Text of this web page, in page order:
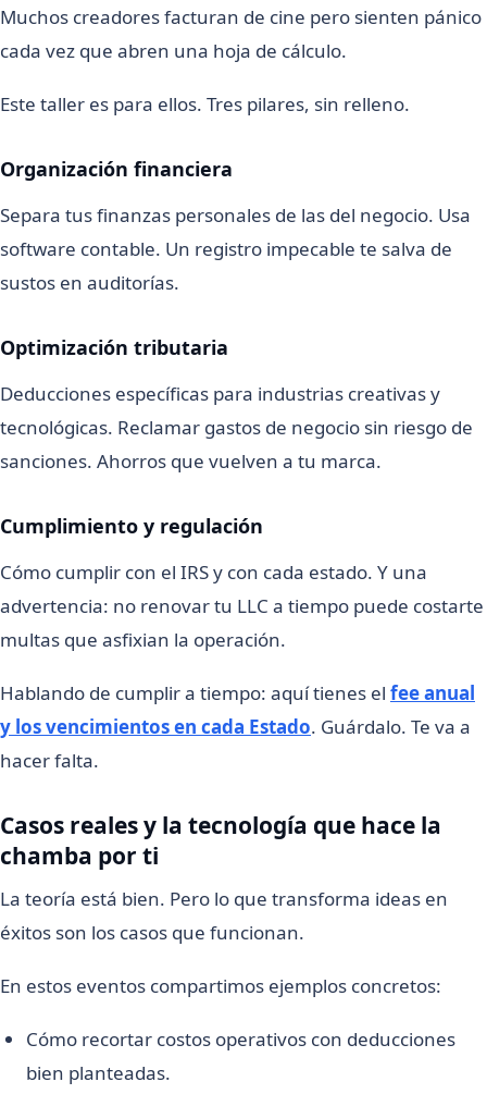
Muchos creadores facturan de cine pero sienten pánico
cada vez que abren una hoja de cálculo.
Este taller es para ellos. Tres pilares, sin relleno.
Organización financiera
Separa tus finanzas personales de las del negocio. Usa
software contable. Un registro impecable te salva de
sustos en auditorías.
Optimización tributaria
Deducciones específicas para industrias creativas y
tecnológicas. Reclamar gastos de negocio sin riesgo de
sanciones. Ahorros que vuelven a tu marca.
Cumplimiento y regulación
Cómo cumplir con el IRS y con cada estado. Y una
advertencia: no renovar tu LLC a tiempo puede costarte
multas que asfixian la operación.
Hablando de cumplir a tiempo: aquí tienes el fee anual
y los vencimientos en cada Estado. Guárdalo. Te va a
hacer falta.
Casos reales y la tecnología que hace la
chamba por ti
La teoría está bien. Pero lo que transforma ideas en
éxitos son los casos que funcionan.
En estos eventos compartimos ejemplos concretos:
Cómo recortar costos operativos con deducciones
bien planteadas.